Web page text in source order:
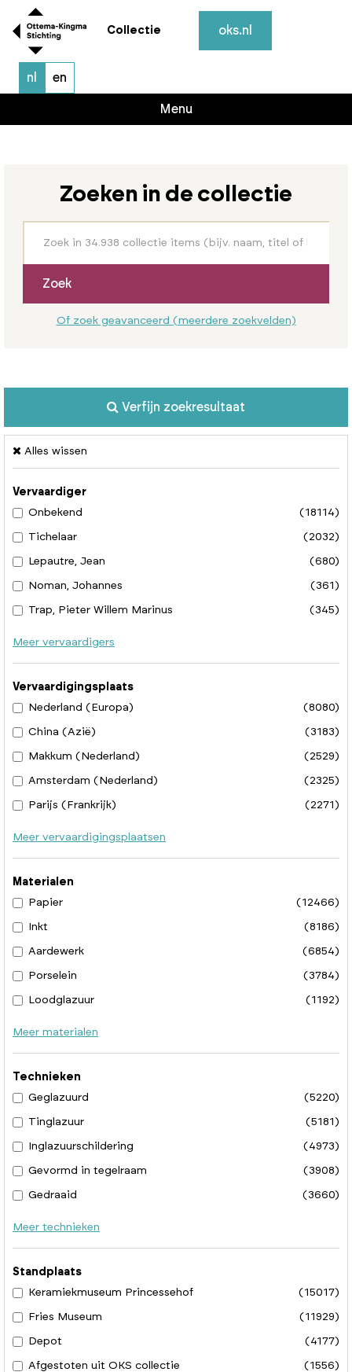
Collectie oks.nl
nl en
Menu
Zoeken in de collectie
Zoek
Of zoek geavanceerd (meerdere zoekvelden)
Verfijn zoekresultaat
Alles wissen
Vervaardiger
Onbekend
(18114)
Tichelaar (2032)
Lepautre, Jean (680)
Noman, Johannes (361)
Trap, Pieter Willem Marinus (345)
Meer vervaardigers
Vervaardigingsplaats
Nederland (Europa)
(8080)
China (Azië) (3183)
Makkum (Nederland) (2529)
Amsterdam (Nederland) (2325)
Parijs (Frankrijk) (2271)
Meer vervaardigingsplaatsen
Materialen
Papier
(12466)
Inkt (8186)
Aardewerk (6854)
Porselein (3784)
Loodglazuur (1192)
Meer materialen
Technieken
Geglazuurd
(5220)
Tinglazuur (5181)
Inglazuurschildering (4973)
Gevormd in tegelraam (3908)
Gedraaid (3660)
Meer technieken
Standplaats
Keramiekmuseum Princessehof
(15017)
Fries Museum (11929)
Depot (4177)
Afgestoten uit OKS collectie (1556)